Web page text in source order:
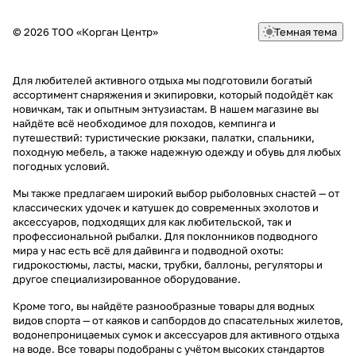
© 2026 ТОО «Корган Центр» Темная тема
Для любителей активного отдыха мы подготовили богатый
ассортимент снаряжения и экипировки, который подойдёт как
новичкам, так и опытным энтузиастам. В нашем магазине вы
найдёте всё необходимое для походов, кемпинга и
путешествий: туристические рюкзаки, палатки, спальники,
походную мебель, а также надежную одежду и обувь для любых
погодных условий.
Мы также предлагаем широкий выбор рыболовных снастей — от
классических удочек и катушек до современных эхолотов и
аксессуаров, подходящих для как любительской, так и
профессиональной рыбалки. Для поклонников подводного
мира у нас есть всё для дайвинга и подводной охоты:
гидрокостюмы, ласты, маски, трубки, баллоны, регуляторы и
другое специализированное оборудование.
Кроме того, вы найдёте разнообразные товары для водных
видов спорта — от каяков и сапбордов до спасательных жилетов,
водонепроницаемых сумок и аксессуаров для активного отдыха
на воде. Все товары подобраны с учётом высоких стандартов